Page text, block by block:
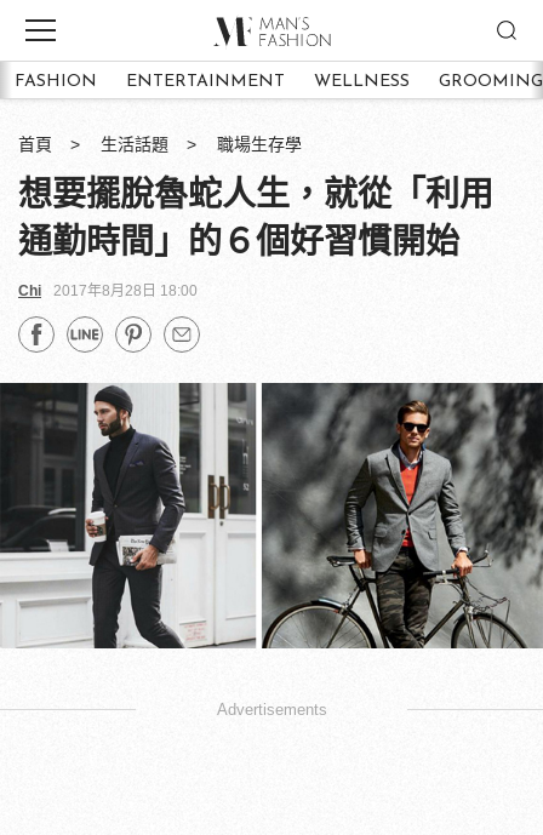
FASHION ENTERTAINMENT WELLNESS GROOMING
首頁 生活話題 職場生存學
想要擺脫魯蛇人生，就從「利用
通勤時間」的６個好習慣開始
Chi 2017年8月28日 18:00
Advertisements